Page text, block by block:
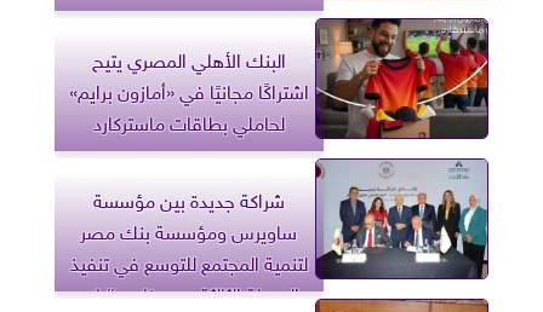
البنك الأهلي المصري يتيح
اشتراكًا مجانيًا في «أمازون برايم»
لحاملي بطاقات ماستركارد
شراكة جديدة بين مؤسسة
ساويرس ومؤسسة بنك مصر
لتنمية المجتمع للتوسع في تنفيذ
المرحلة الثالثة من برنامج “باب